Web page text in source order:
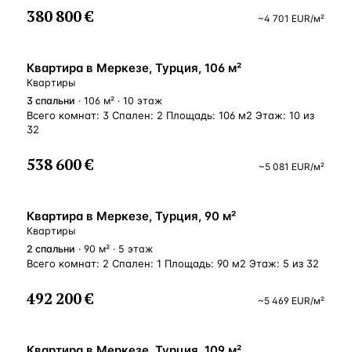
380 800 € ~4 701 EUR/м²
ВНЖ
Квартира в Меркезе, Турция, 106 м²
Квартиры
3 спальни · 106 м² · 10 этаж
Всего комнат: 3 Спален: 2 Площадь: 106 м2 Этаж: 10 из
32
538 600 € ~5 081 EUR/м²
ВНЖ
Квартира в Меркезе, Турция, 90 м²
Квартиры
2 спальни · 90 м² · 5 этаж
Всего комнат: 2 Спален: 1 Площадь: 90 м2 Этаж: 5 из 32
492 200 € ~5 469 EUR/м²
ВНЖ